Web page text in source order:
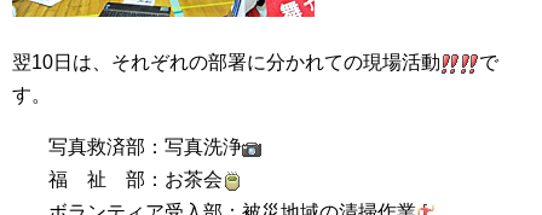
翌10日は、それぞれの部署に分かれての現場活動
で
す。
写真救済部：写真洗浄
福 祉 部：お茶会